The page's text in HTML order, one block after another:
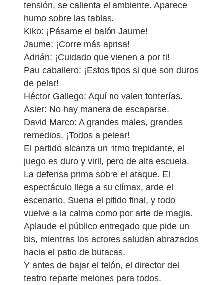
tensión, se calienta el ambiente. Aparece
humo sobre las tablas.
Kiko: ¡Pásame el balón Jaume!
Jaume: ¡Corre más aprisa!
Adrián: ¡Cuidado que vienen a por ti!
Pau caballero: ¡Estos tipos si que son duros
de pelar!
Héctor Gallego: Aquí no valen tonterías.
Asier: No hay manera de escaparse.
David Marco: A grandes males, grandes
remedios. ¡Todos a pelear!
El partido alcanza un ritmo trepidante, el
juego es duro y viril, pero de alta escuela.
La defensa prima sobre el ataque. El
espectáculo llega a su clímax, arde el
escenario. Suena el pitido final, y todo
vuelve a la calma como por arte de magia.
Aplaude el público entregado que pide un
bis, mientras los actores saludan abrazados
hacia el patio de butacas.
Y antes de bajar el telón, el director del
teatro reparte melones para todos.